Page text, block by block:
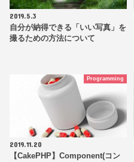
2019.5.3
自分が納得できる「いい写真」を
撮るための方法について
Programming
2019.11.20
【CakePHP】Component(コン